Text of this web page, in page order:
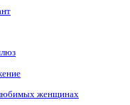
женщинах